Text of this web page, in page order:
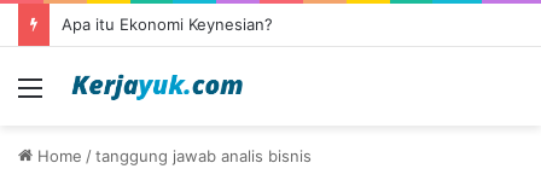
Apa itu Ekonomi Keynesian?
Menu
Home /tanggung jawab analis bisnis